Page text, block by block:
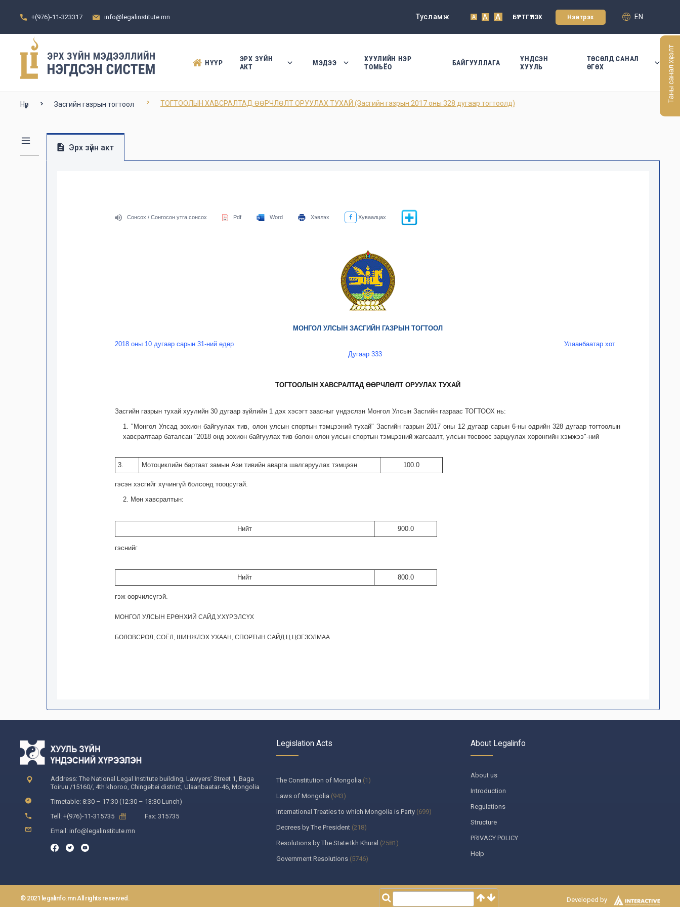
+(976)-11-323317 info@legalinstitute.mn Тусламж A A A БҮРТГҮҮЛЭХ Нэвтрэх EN
НҮҮР
ЭРХ ЗҮЙН
АКТ
МЭДЭЭ
ХУУЛИЙН НЭР
ТОМЬЁО
БАЙГУУЛЛАГА
ҮНДСЭН
ХУУЛЬ
ТӨСӨЛД САНАЛ
ӨГӨХ
Нүүр Засгийн газрын тогтоол ТОГТООЛЫН ХАВСРАЛТАД ӨӨРЧЛӨЛТ ОРУУЛАХ ТУХАЙ (Засгийн газрын 2017 оны 328 дугаар тогтоолд)
Эрх зүйн акт
Сонсох / Сонгосон утга сонсох Pdf Word Хэвлэх Хуваалцах
МОНГОЛ УЛСЫН ЗАСГИЙН ГАЗРЫН ТОГТООЛ
2018 оны 10 дугаар сарын 31-ний өдөр
Дугаар 333
Улаанбаатар хот
ТОГТООЛЫН ХАВСРАЛТАД ӨӨРЧЛӨЛТ ОРУУЛАХ ТУХАЙ
Засгийн газрын тухай хуулийн 30 дугаар зүйлийн 1 дэх хэсэгт заасныг үндэслэн Монгол Улсын Засгийн газраас ТОГТООХ нь:
1. "Монгол Улсад зохион байгуулах тив, олон улсын спортын тэмцээний тухай" Засгийн газрын 2017 оны 12 дугаар сарын 6-ны өдрийн 328 дугаар тогтоолын
хавсралтаар баталсан "2018 онд зохион байгуулах тив болон олон улсын спортын тэмцээний жагсаалт, улсын төсвөөс зарцуулах хөрөнгийн хэмжээ"-ний
3. Мотоциклийн бартаат замын Ази тивийн аварга шалгаруулах тэмцээн 100.0
гэсэн хэсгийг хүчингүй болсонд тооцсугай.
2. Мөн хавсралтын:
Нийт 900.0
гэснийг
Нийт 800.0
гэж өөрчилсүгэй.
МОНГОЛ УЛСЫН ЕРӨНХИЙ САЙД У.ХҮРЭЛСҮХ
БОЛОВСРОЛ, СОЁЛ, ШИНЖЛЭХ УХААН, СПОРТЫН САЙД Ц.ЦОГЗОЛМАА
Address: The National Legal Institute building, Lawyers’ Street 1, Baga
Toiruu /15160/, 4th khoroo, Chingeltei district, Ulaanbaatar-46, Mongolia
Timetable: 8:30 – 17:30 (12:30 – 13:30 Lunch)
Tell: +(976)-11-315735
Fax: 315735
Email: info@legalinstitute.mn
Legislation Acts
The Constitution of Mongolia (1)
Laws of Mongolia (943)
International Treaties to which Mongolia is Party(699)
Decrees by The President(218)
Resolutions by The State Ikh Khural (2581)
Government Resolutions(5746)
Resolutions by The State Supreme Court(259)
About Legalinfo
About us
Introduction
Regulations
Structure
PRIVACY POLICY
Help
© 2021 legalinfo.mn All rights reserved. Developed by
Таны санал хүсэлт